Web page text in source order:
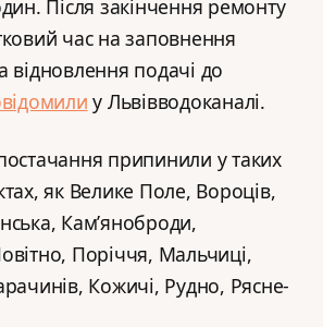
Після закінчення ремонту
час на заповнення
відновлення подачі до
у Львівводоканалі.
припинили у таких
як Велике Поле, Вороців,
Кам’яноброди,
Поріччя, Мальчиці,
Кожичі, Рудно, Рясне-